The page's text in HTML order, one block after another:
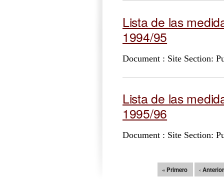
Lista de las
1994/95
Document : Site Section:
Lista de las
1995/96
Document : Site Section:
« Primero ‹ Anterior